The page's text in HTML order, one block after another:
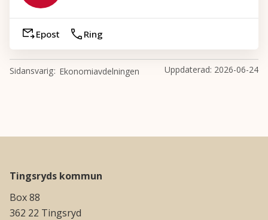
Epost Ring
Ekonomiavdelningen
Sidansvarig Uppdaterad: 2026-06-24
Tingsryds kommun
Box 88
362 22 Tingsryd